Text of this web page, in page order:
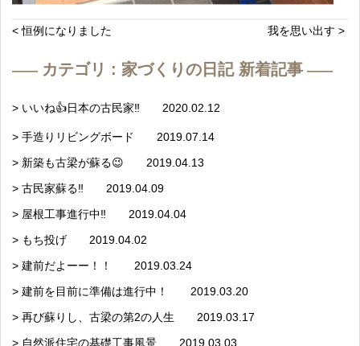
< 恒例になりました 我を思い出す >
カテゴリ : 家づくりの日記 新着記事
> いいね👍日本の古民家‼️ 2020.02.12
> 手造りリビングボード 2019.07.14
> 新築も古梁が蘇る😉 2019.04.13
> 古民家蘇る‼️ 2019.04.09
> 屋根工事進行中‼️ 2019.04.04
> もち投げ 2019.04.02
> 建前だよーー！！ 2019.03.24
> 建前を目前に準備は進行中！ 2019.03.20
> 再び蘇りし、古梁の第2の人生 2019.03.17
> 自然派住宅の基礎工事風景 2019.03.03